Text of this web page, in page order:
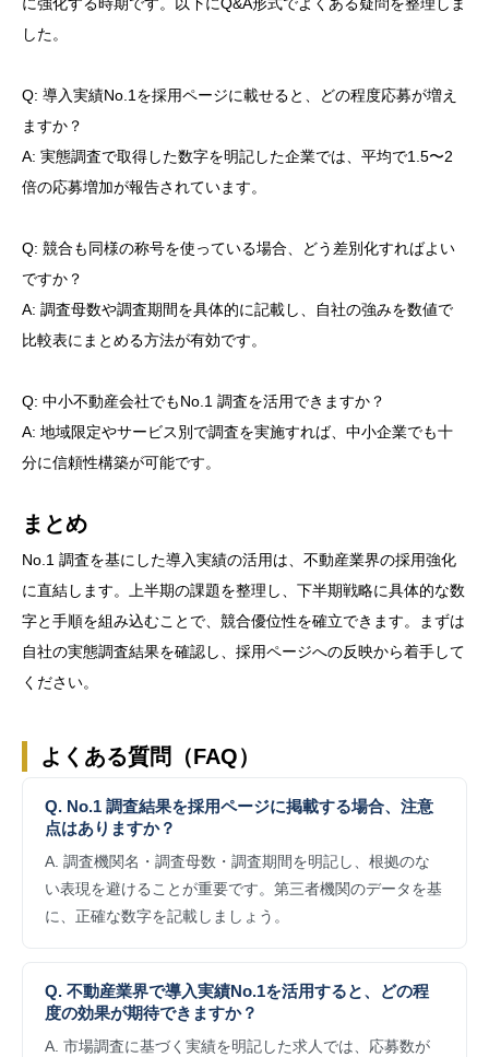
した。
Q: 導入実績No.1を採用ページに載せると、どの程度応募が増え
ますか？
A: 実態調査で取得した数字を明記した企業では、平均で1.5〜2
倍の応募増加が報告されています。
Q: 競合も同様の称号を使っている場合、どう差別化すればよい
ですか？
A: 調査母数や調査期間を具体的に記載し、自社の強みを数値で
比較表にまとめる方法が有効です。
Q: 中小不動産会社でもNo.1 調査を活用できますか？
A: 地域限定やサービス別で調査を実施すれば、中小企業でも十
分に信頼性構築が可能です。
まとめ
No.1 調査を基にした導入実績の活用は、不動産業界の採用強化
に直結します。上半期の課題を整理し、下半期戦略に具体的な数
字と手順を組み込むことで、競合優位性を確立できます。まずは
自社の実態調査結果を確認し、採用ページへの反映から着手して
ください。
よくある質問（FAQ）
Q. No.1 調査結果を採用ページに掲載する場合、注意
点はありますか？
A. 調査機関名・調査母数・調査期間を明記し、根拠のな
い表現を避けることが重要です。第三者機関のデータを基
に、正確な数字を記載しましょう。
Q. 不動産業界で導入実績No.1を活用すると、どの程
度の効果が期待できますか？
A. 市場調査に基づく実績を明記した求人では、応募数が